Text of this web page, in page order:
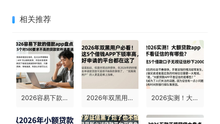
相关推荐
2026容易下款的借款app盘点！这5个对500要求不高的贷款软件速看速存 2026年双黑用户必看！这5个借钱APP下款率高，好申请的平台都在这了 2026实测！大额贷款app不看征信的有哪些？这5个借款口子无视征信秒下2000